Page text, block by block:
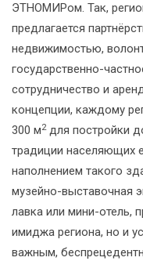
ЭТНОМИРом. Так,
предлагается
недвижимостью,
государственно-
сотрудничество и
концепции, каждому
300 м2для постройки
традиции населяющих
наполнением такого
музейно-выставочная
лавка или мини-отель,
имиджа региона, но и
важным,